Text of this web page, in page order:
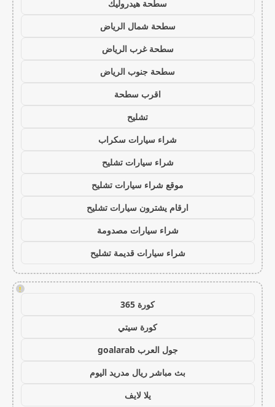
سطحة هيدروليك
سطحة شمال الرياض
سطحة غرب الرياض
سطحة جنوب الرياض
اقرب سطحة
تشليح
شراء سيارات سكراب
شراء سيارات تشليح
موقع شراء سيارات تشليح
ارقام يشترون سيارات تشليح
شراء سيارات مصدومة
شراء سيارات قديمة تشليح
!
كورة 365
كورة سيتي
جول العرب goalarab
بث مباشر ريال مدريد اليوم
يلا لايف